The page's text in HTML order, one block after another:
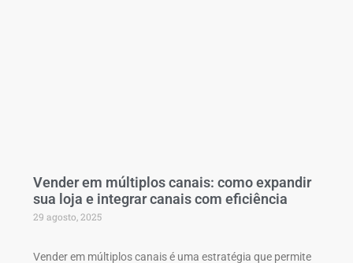
Vender em múltiplos canais: como expandir
sua loja e integrar canais com eficiência
29 agosto, 2025
Vender em múltiplos canais é uma estratégia que permite